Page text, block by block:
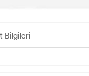
Bilgileri